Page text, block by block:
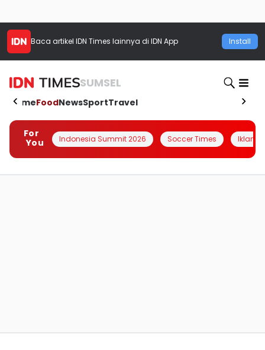
Baca artikel IDN Times lainnya di IDN App Install
SUMSEL
HomeFoodNewsSportTravel
For
You
Indonesia Summit 2026 Soccer Times Iklanin